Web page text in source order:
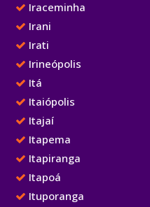
Iraceminha
Irani
Irati
Irineópolis
Itá
Itaiópolis
Itajaí
Itapema
Itapiranga
Itapoá
Ituporanga